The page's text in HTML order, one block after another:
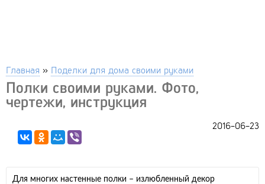
Главная » Поделки для дома своими руками
Полки своими руками. Фото,
чертежи, инструкция
2016-06-23
Для многих настенные полки – излюбленный декор